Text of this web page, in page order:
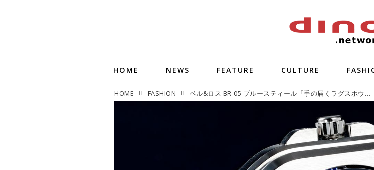
HOME NEWS FEATURE CULTURE
HOME FASHION ベル&ロス BR-05 ブルースティール「手の届くラグスポウォッチ」【今週の逸本 Vol.106】